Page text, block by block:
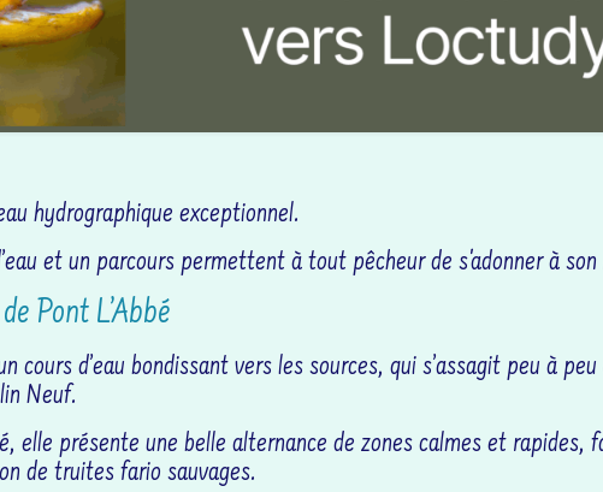
hydrographique exceptionnel.
et un parcours permettent à tout pêcheur de s'adonner à
Pont L’Abbé
cours d’eau bondissant vers les sources, qui s’assagit peu à
Neuf.
elle présente une belle alternance de zones calmes et rapides,
de truites fario sauvages.